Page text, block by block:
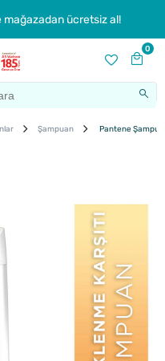
mağazadan ücretsiz al!
0
Şampuan Pantene